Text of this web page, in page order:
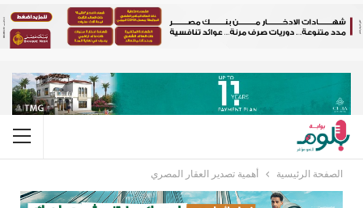
الصفحة الرئيسية أهمية تصدير العقار المصري